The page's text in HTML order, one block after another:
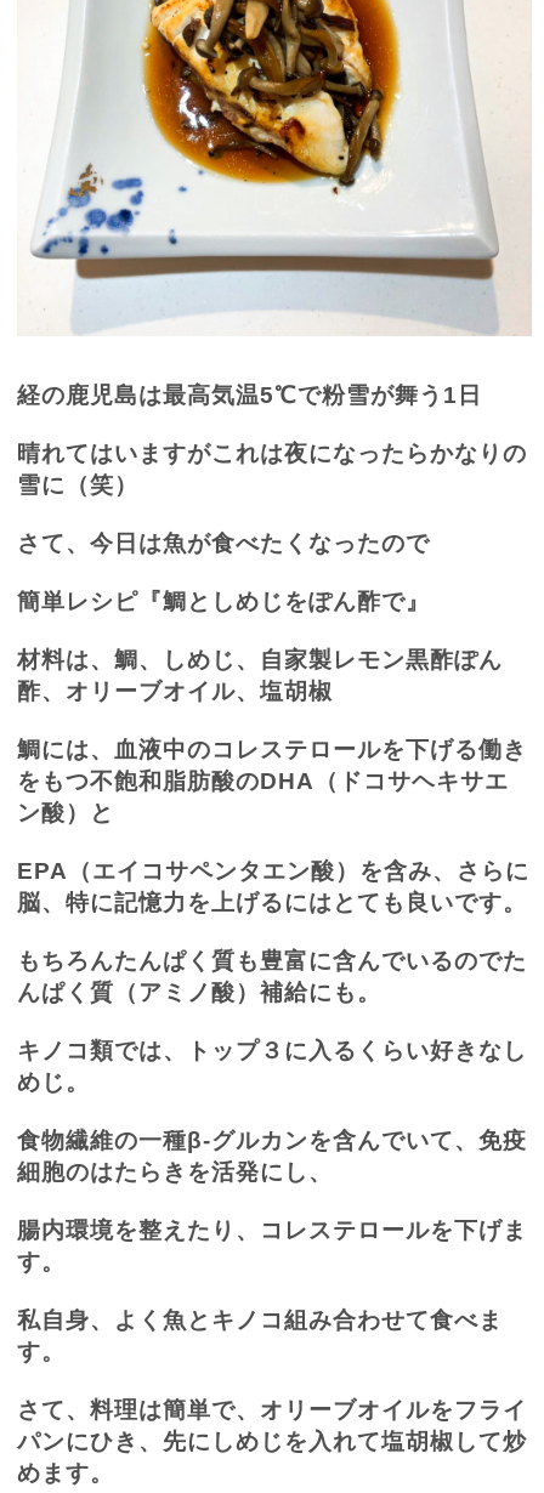
経の鹿児島は最高気温5℃で粉雪が舞う 1 日
晴れてはいますがこれは夜になったらかなりの
雪に（笑）
さて、今日は魚が食べたくなったので
簡単レシピ『鯛としめじをぽん酢で』
材料は、鯛、しめじ、自家製レモン黒酢ぽん
酢、オリーブオイル、塩胡椒
鯛には、血液中のコレステロールを下げる働き
をもつ不飽和脂肪酸のDHA
（ドコサヘキサエ
ン酸）と
EPA
（エイコサペンタエン酸）を含み、さらに
脳、特に記憶力を上げるにはとても良いです。
もちろんたんぱく質も豊富に含んでいるのでた
んぱく質（アミノ酸）補給にも。
キノコ類では、トップ３に入るくらい好きなし
めじ。
食物繊維の一種β-グルカンを含んでいて、免疫
細胞のはたらきを活発にし、
腸内環境を整えたり、コレステロールを下げま
す。
私自身、よく魚とキノコ組み合わせて食べま
す。
さて、料理は簡単で、オリーブオイルをフライ
パンにひき、先にしめじを入れて塩胡椒して炒
めます。